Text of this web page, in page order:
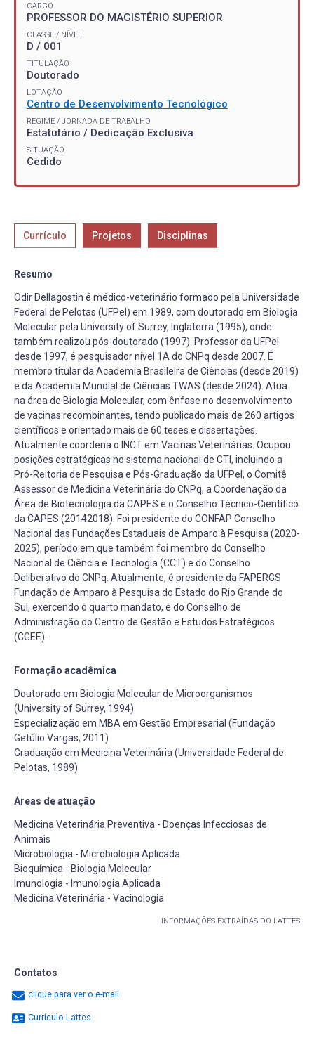
CARGO
PROFESSOR DO MAGISTÉRIO SUPERIOR
CLASSE / NÍVEL
D / 001
TITULAÇÃO
Doutorado
LOTAÇÃO
Centro de Desenvolvimento Tecnológico
REGIME / JORNADA DE TRABALHO
Estatutário / Dedicação Exclusiva
SITUAÇÃO
Cedido
Currículo Projetos Disciplinas
Resumo
Odir Dellagostin é médico-veterinário formado pela Universidade
Federal de Pelotas (UFPel) em 1989, com doutorado em Biologia
Molecular pela University of Surrey, Inglaterra (1995), onde
também realizou pós-doutorado (1997). Professor da UFPel
desde 1997, é pesquisador nível 1A do CNPq desde 2007. É
membro titular da Academia Brasileira de Ciências (desde 2019)
e da Academia Mundial de Ciências TWAS (desde 2024). Atua
na área de Biologia Molecular, com ênfase no desenvolvimento
de vacinas recombinantes, tendo publicado mais de 260 artigos
científicos e orientado mais de 60 teses e dissertações.
Atualmente coordena o INCT em Vacinas Veterinárias. Ocupou
posições estratégicas no sistema nacional de CTI, incluindo a
Pró-Reitoria de Pesquisa e Pós-Graduação da UFPel, o Comitê
Assessor de Medicina Veterinária do CNPq, a Coordenação da
Área de Biotecnologia da CAPES e o Conselho Técnico-Científico
da CAPES (20142018). Foi presidente do CONFAP Conselho
Nacional das Fundações Estaduais de Amparo à Pesquisa (2020-
2025), período em que também foi membro do Conselho
Nacional de Ciência e Tecnologia (CCT) e do Conselho
Deliberativo do CNPq. Atualmente, é presidente da FAPERGS
Fundação de Amparo à Pesquisa do Estado do Rio Grande do
Sul, exercendo o quarto mandato, e do Conselho de
Administração do Centro de Gestão e Estudos Estratégicos
(CGEE).
Formação acadêmica
Doutorado em Biologia Molecular de Microorganismos
(University of Surrey, 1994)
Especialização em MBA em Gestão Empresarial (Fundação
Getúlio Vargas, 2011)
Graduação em Medicina Veterinária (Universidade Federal de
Pelotas, 1989)
Áreas de atuação
Medicina Veterinária Preventiva - Doenças Infecciosas de
Animais
Microbiologia - Microbiologia Aplicada
Bioquímica - Biologia Molecular
Imunologia - Imunologia Aplicada
Medicina Veterinária - Vacinologia
INFORMAÇÕES EXTRAÍDAS DO LATTES
Contatos
clique para ver o e-mail
Currículo Lattes